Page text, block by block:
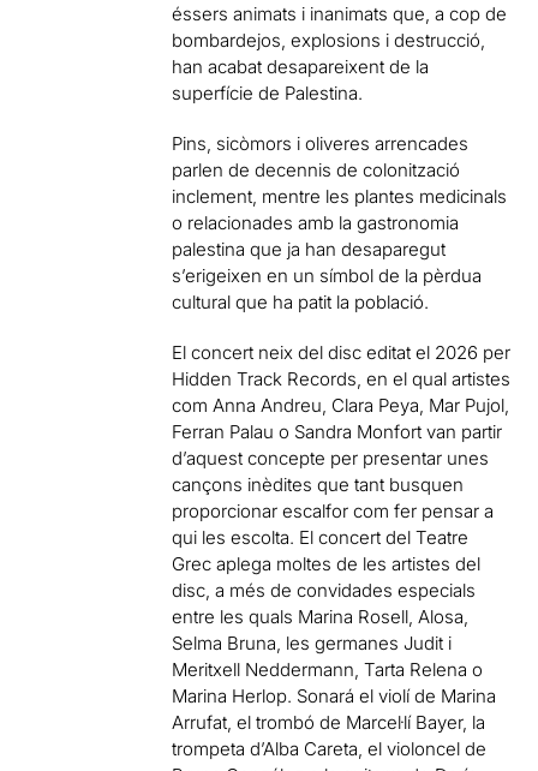
éssers animats i inanimats que, a cop de
bombardejos, explosions i destrucció,
han acabat desapareixent de la
superfície de Palestina.
Pins, sicòmors i oliveres arrencades
parlen de decennis de colonització
inclement, mentre les plantes medicinals
o relacionades amb la gastronomia
palestina que ja han desaparegut
s’erigeixen en un símbol de la pèrdua
cultural que ha patit la població.
El concert neix del disc editat el 2026 per
Hidden Track Records, en el qual artistes
com Anna Andreu, Clara Peya, Mar Pujol,
Ferran Palau o Sandra Monfort van partir
d’aquest concepte per presentar unes
cançons inèdites que tant busquen
proporcionar escalfor com fer pensar a
qui les escolta. El concert del Teatre
Grec aplega moltes de les artistes del
disc, a més de convidades especials
entre les quals Marina Rosell, Alosa,
Selma Bruna, les germanes Judit i
Meritxell Neddermann, Tarta Relena o
Marina Herlop. Sonará el violí de Marina
Arrufat, el trombó de Marcel·lí Bayer, la
trompeta d’Alba Careta, el violoncel de